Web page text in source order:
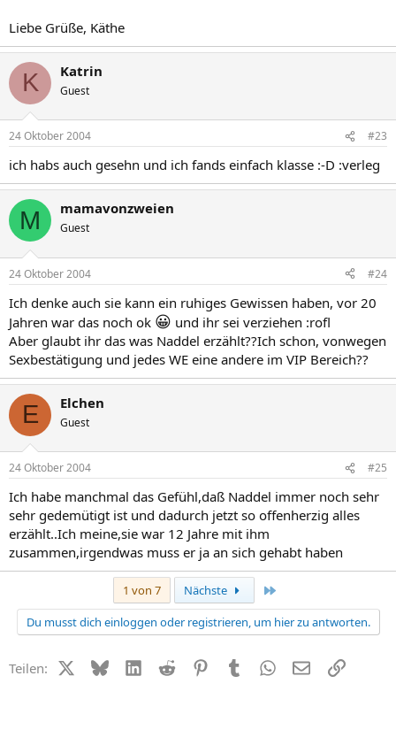
Liebe Grüße, Käthe
K Katrin
Guest
24 Oktober 2004 #23
ich habs auch gesehn und ich fands einfach klasse :-D :verleg
M mamavonzweien
Guest
24 Oktober 2004 #24
Ich denke auch sie kann ein ruhiges Gewissen haben, vor 20
Jahren war das noch ok 😀 und ihr sei verziehen :rofl
Aber glaubt ihr das was Naddel erzählt??Ich schon, vonwegen
Sexbestätigung und jedes WE eine andere im VIP Bereich??
E Elchen
Guest
24 Oktober 2004 #25
Ich habe manchmal das Gefühl,daß Naddel immer noch sehr
sehr gedemütigt ist und dadurch jetzt so offenherzig alles
erzählt..Ich meine,sie war 12 Jahre mit ihm
zusammen,irgendwas muss er ja an sich gehabt haben
1 von 7 Nächste
Du musst dich einloggen oder registrieren, um hier zu antworten.
Teilen: X (Twitter)
BlueskyLinkedIn
Reddit PinterestTumblr WhatsApp
E-MailLink